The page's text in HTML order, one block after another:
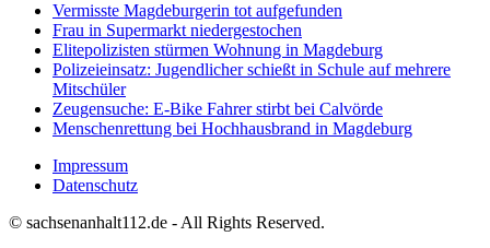
Vermisste Magdeburgerin tot aufgefunden
Frau in Supermarkt niedergestochen
Elitepolizisten stürmen Wohnung in Magdeburg
Polizeieinsatz: Jugendlicher schießt in Schule auf mehrere
Mitschüler
Zeugensuche: E-Bike Fahrer stirbt bei Calvörde
Menschenrettung bei Hochhausbrand in Magdeburg
Impressum
Datenschutz
© sachsenanhalt112.de - All Rights Reserved.